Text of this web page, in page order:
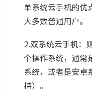
单系统云手机的优
大多数普通用户。
2.双系统云手机：
个操作系统，通常
系统，或者是安卓
持）。